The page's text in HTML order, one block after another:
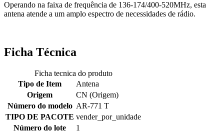
Operando na faixa de frequência de 136-174/400-520MHz, esta
antena atende a um amplo espectro de necessidades de rádio.
Ficha Técnica
Ficha tecnica do produto
Tipo de Item
Antena
Origem
CN (Origem)
Número do modelo AR-771 T
TIPO DE PACOTE vender_por_unidade
Número do lote
1